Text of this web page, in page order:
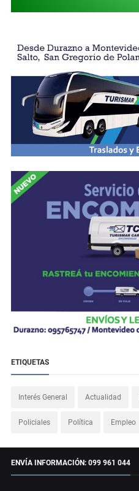
ETIQUETAS
Interés General Actualidad
Policiales Política Empleo
ENVÍA INFORMACIÓN: 099 961 044